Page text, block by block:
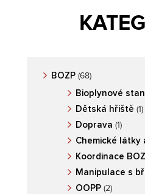
BOZP (68)
Bioplynové
Dětská hřiště (1)
Doprava (1)
Chemické látky
Koordinace
Manipulace s
OOPP (2)